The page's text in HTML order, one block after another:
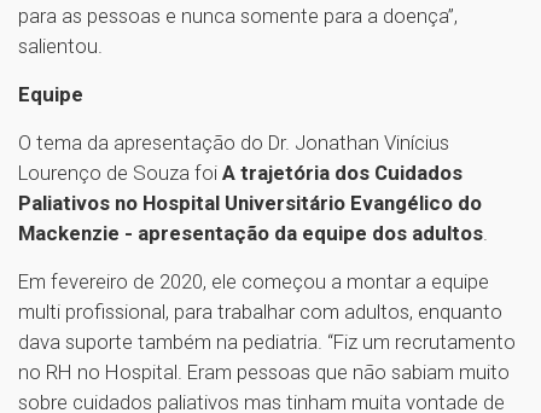
para as pessoas e nunca somente para a doença”,
salientou.
Equipe
O tema da apresentação do Dr. Jonathan Vinícius
Lourenço de Souza foi A trajetória dos Cuidados
Paliativos no Hospital Universitário Evangélico do
Mackenzie - apresentação da equipe dos adultos
Em fevereiro de 2020, ele começou a montar a equipe
multi profissional, para trabalhar com adultos, enquanto
dava suporte também na pediatria. “Fiz um recrutamento
no RH no Hospital. Eram pessoas que não sabiam muito
sobre cuidados paliativos mas tinham muita vontade de